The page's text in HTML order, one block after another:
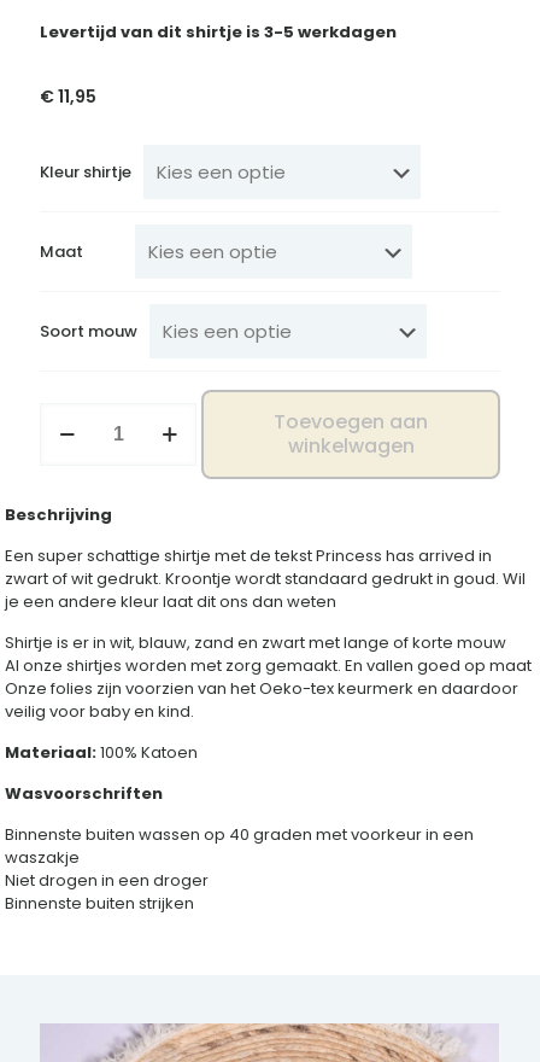
Levertijd van dit shirtje is 3-5 werkdagen
€11,95
Kleur shirtje
Maat
Soort mouw
princess
aantal
Toevoegen aan
winkelwagen
Beschrijving
Een super schattige shirtje met de tekst Princess has arrived in
zwart of wit gedrukt. Kroontje wordt standaard gedrukt in goud. Wil
je een andere kleur laat dit ons dan weten
Shirtje is er in wit, blauw, zand en zwart met lange of korte mouw
Al onze shirtjes worden met zorg gemaakt. En vallen goed op maat
Onze folies zijn voorzien van het Oeko-tex keurmerk en daardoor
veilig voor baby en kind.
Materiaal:100% Katoen
Wasvoorschriften
Binnenste buiten wassen op 40 graden met voorkeur in een
waszakje
Niet drogen in een droger
Binnenste buiten strijken